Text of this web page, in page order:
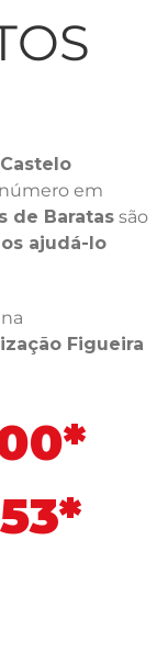
em
de Baratas são
ajudá-lo
Figueira